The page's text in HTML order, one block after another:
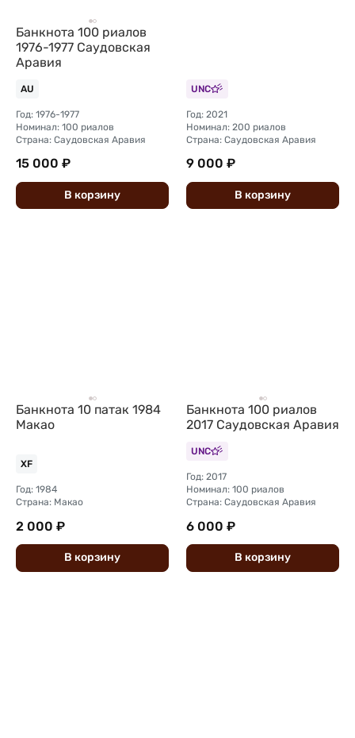
Банкнота 100 риалов
1976-1977 Саудовская
Аравия
AU
Год: 1976-1977
Номинал: 100 риалов
Страна: Саудовская Аравия
15 000 ₽
В корзину
UNC
Год: 2021
Номинал: 200 риалов
Страна: Саудовская Аравия
9 000 ₽
В корзину
Банкнота 10 патак 1984
Макао
XF
Год: 1984
Страна: Макао
2 000 ₽
В корзину
Банкнота 100 риалов
2017 Саудовская Аравия
UNC
Год: 2017
Номинал: 100 риалов
Страна: Саудовская Аравия
6 000 ₽
В корзину